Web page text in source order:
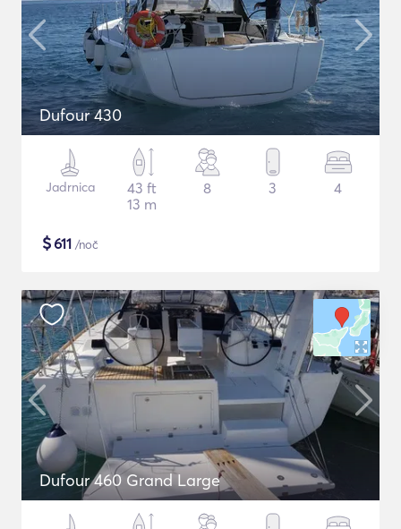
Dufour 430
Jadrnica
43 ft
13 m
8 3 4
$611 /noč
Dufour 460 Grand Large